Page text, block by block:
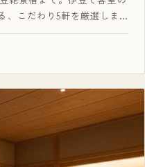
、こだわり5軒を厳選しま